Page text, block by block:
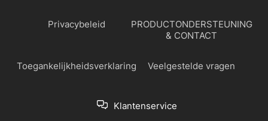
Privacybeleid
PRODUCTONDERSTEUNING
& CONTACT
Toegankelijkheidsverklaring Veelgestelde vragen
Klantenservice